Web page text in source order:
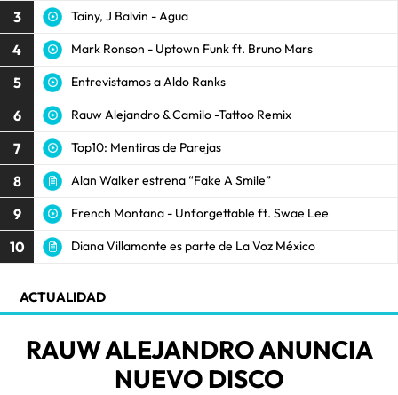
3 Tainy, J Balvin - Agua
4 Mark Ronson - Uptown Funk ft. Bruno Mars
5 Entrevistamos a Aldo Ranks
6 Rauw Alejandro & Camilo -Tattoo Remix
7 Top10: Mentiras de Parejas
8 Alan Walker estrena “Fake A Smile”
9 French Montana - Unforgettable ft. Swae Lee
10 Diana Villamonte es parte de La Voz México
ACTUALIDAD
RAUW ALEJANDRO ANUNCIA
NUEVO DISCO